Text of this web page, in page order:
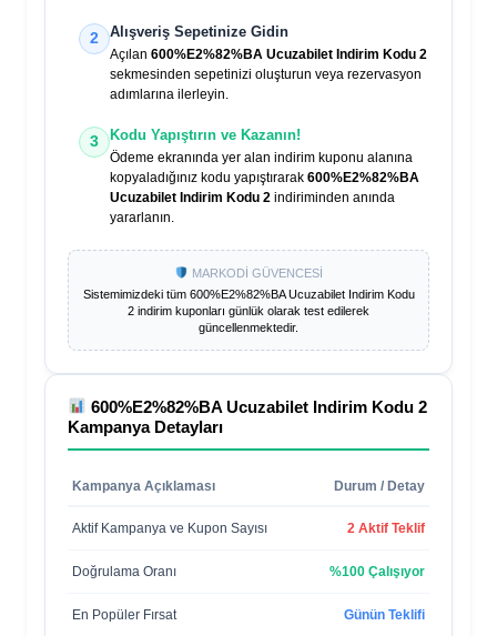
2 Alışveriş Sepetinize Gidin
Açılan 600%E2%82%BA Ucuzabilet Indirim Kodu 2
sekmesinden sepetinizi oluşturun veya rezervasyon
adımlarına ilerleyin.
3 Kodu Yapıştırın ve Kazanın!
Ödeme ekranında yer alan indirim kuponu alanına
kopyaladığınız kodu yapıştırarak 600%E2%82%BA
Ucuzabilet Indirim Kodu 2 indiriminden anında
yararlanın.
MARKODİ GÜVENCESİ
Sistemimizdeki tüm 600%E2%82%BA Ucuzabilet Indirim Kodu
2 indirim kuponları günlük olarak test edilerek
güncellenmektedir.
600%E2%82%BA Ucuzabilet Indirim Kodu 2
Kampanya Detayları
Kampanya Açıklaması Durum / Detay
Aktif Kampanya ve Kupon Sayısı 2 Aktif Teklif
Doğrulama Oranı %100 Çalışıyor
En Popüler Fırsat Günün Teklifi